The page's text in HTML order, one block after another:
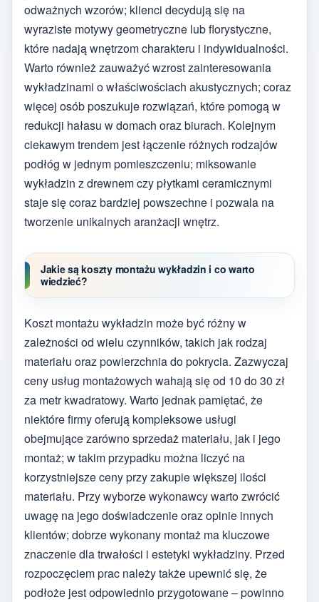
odważnych wzorów; klienci decydują się na
wyraziste motywy geometryczne lub florystyczne,
które nadają wnętrzom charakteru i indywidualności.
Warto również zauważyć wzrost zainteresowania
wykładzinami o właściwościach akustycznych; coraz
więcej osób poszukuje rozwiązań, które pomogą w
redukcji hałasu w domach oraz biurach. Kolejnym
ciekawym trendem jest łączenie różnych rodzajów
podłóg w jednym pomieszczeniu; miksowanie
wykładzin z drewnem czy płytkami ceramicznymi
staje się coraz bardziej powszechne i pozwala na
tworzenie unikalnych aranżacji wnętrz.
Jakie są koszty montażu wykładzin i co warto
wiedzieć?
Koszt montażu wykładzin może być różny w
zależności od wielu czynników, takich jak rodzaj
materiału oraz powierzchnia do pokrycia. Zazwyczaj
ceny usług montażowych wahają się od 10 do 30 zł
za metr kwadratowy. Warto jednak pamiętać, że
niektóre firmy oferują kompleksowe usługi
obejmujące zarówno sprzedaż materiału, jak i jego
montaż; w takim przypadku można liczyć na
korzystniejsze ceny przy zakupie większej ilości
materiału. Przy wyborze wykonawcy warto zwrócić
uwagę na jego doświadczenie oraz opinie innych
klientów; dobrze wykonany montaż ma kluczowe
znaczenie dla trwałości i estetyki wykładziny. Przed
rozpoczęciem prac należy także upewnić się, że
podłoże jest odpowiednio przygotowane – powinno